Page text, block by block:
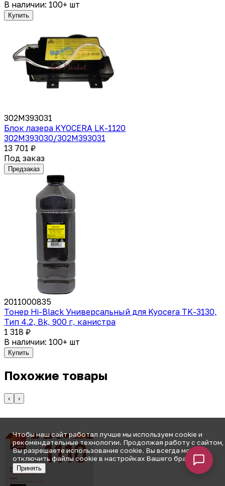
В наличии: 100+ шт
Купить
302M393031
Блок лазера KYOCERA LK-1120
302M393030/302M393031
13 701 ₽
Под заказ
Предзаказ
2011000835
Тонер Hi-Black Универсальный для Kyocera TK-3130,
Тип 4.2, Bk, 900 г, канистра
1 318 ₽
В наличии: 100+ шт
Купить
Похожие товары
‹ ›
Чтобы наш сайт работал лучше мы используем cookie и
рекомендательные технологии. Продолжая работу с сайтом,
Вы разрешаете использование cookie. Вы всегда можете
отключить файлы cookie в настройках Вашего браузера.
Принять